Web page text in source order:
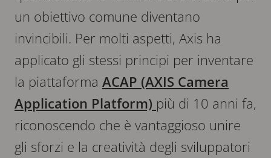
un obiettivo comune diventano
invincibili. Per molti aspetti, Axis ha
applicato gli stessi principi per inventare
la piattaforma ACAP (AXIS Camera
Application Platform) più di 10 anni fa,
riconoscendo che è vantaggioso unire
gli sforzi e la creatività degli sviluppatori